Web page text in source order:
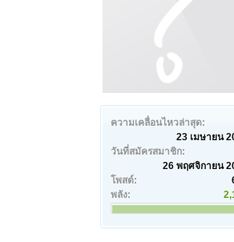
ความเคลื่อนไหวล่าสุด:
23 เมษายน
วันที่สมัครสมาชิก:
26 พฤศจิกายน
โพสต์:
พลัง: